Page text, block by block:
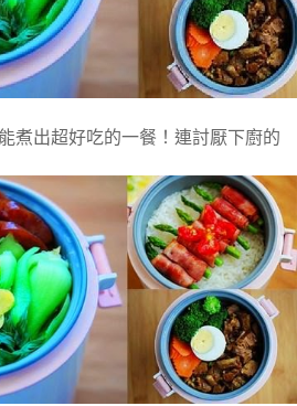
煮出超好吃的一餐！連討厭下廚的